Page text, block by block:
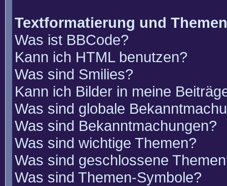
Textformatierung und
Was ist BBCode?
Kann ich HTML benutzen?
Was sind Smilies?
Kann ich Bilder in meine
Was sind globale
Was sind Bekanntmachungen?
Was sind wichtige Themen?
Was sind geschlossene
Was sind Themen-Symbole?